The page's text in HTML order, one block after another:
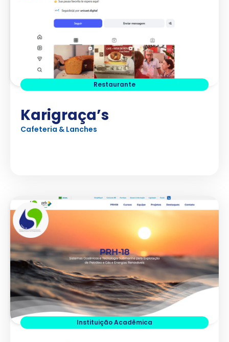
Restaurante
Karigraça’s
Cafeteria & Lanches
Instituição Acadêmica